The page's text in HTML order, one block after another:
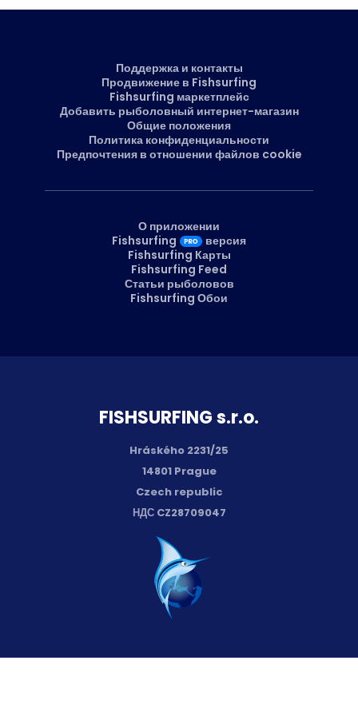
FISH­SURFING s.r.o.
Hráského 2231/25
14801 Prague
Czech republic
НДС CZ28709047
Поддержка и контакты
Продвижение в Fishsurfing
Fishsurfing маркетплейс
Добавить рыболовный интернет-магазин
Общие положения
Политика конфиденциальности
Предпочтения в отношении файлов cookie
О приложении
Fishsurfing
версия
Fishsurfing Карты
Fishsurfing Feed
Статьи рыболовов
Fishsurfing Обои